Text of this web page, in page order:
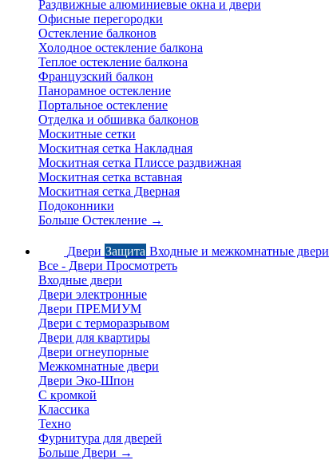
Раздвижные алюминиевые окна и двери
Офисные перегородки
Остекление балконов
Холодное остекление балкона
Теплое остекление балкона
Французский балкон
Панорамное остекление
Портальное остекление
Отделка и обшивка балконов
Москитные сетки
Москитная сетка Накладная
Москитная сетка Плиссе раздвижная
Москитная сетка вставная
Москитная сетка Дверная
Подоконники
Больше Остекление →
Двери Защита Входные и межкомнатные двери
Все - Двери Просмотреть
Входные двери
Двери электронные
Двери ПРЕМИУМ
Двери с терморазрывом
Двери для квартиры
Двери огнеупорные
Межкомнатные двери
Двери Эко-Шпон
С кромкой
Классика
Техно
Фурнитура для дверей
Больше Двери →